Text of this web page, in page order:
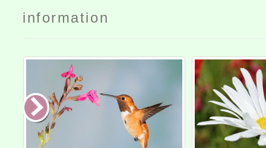
information